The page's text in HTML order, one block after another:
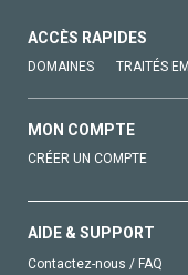
ACCÈS RAPIDES
DOMAINES TRAITÉS
MON COMPTE
CRÉER UN COMPTE
AIDE & SUPPORT
Contactez-nous / FAQ